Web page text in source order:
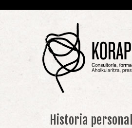
Historia